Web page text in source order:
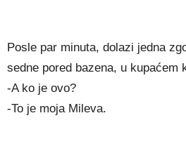
Posle par minuta, dolazi jedna
sedne pored bazena, u kupaćem
-A ko je ovo?
-To je moja Mileva.